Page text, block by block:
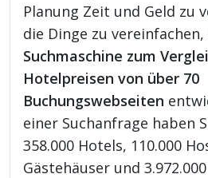
Planung Zeit und Geld zu
die Dinge zu
Suchmaschine zum
Hotelpreisen von über 70
Buchungswebseiten
einer Suchanfrage haben
358.000 Hotels, 110.000
Gästehäuser und